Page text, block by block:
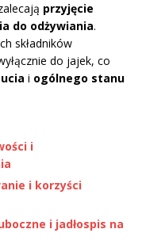
przyjęcie
do odżywiania.
składników
do jajek, co
i ogólnego stanu
i
i korzyści
i jadłospis na